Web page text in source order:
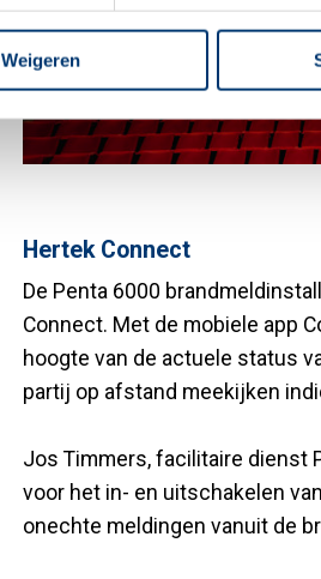
Weigeren
Hertek Connect
De Penta 6000
Connect. Met de mobiele app
hoogte van de actuele status
partij op afstand meekijken
Jos Timmers, facilitaire dienst
voor het in- en uitschakelen
onechte meldingen vanuit de